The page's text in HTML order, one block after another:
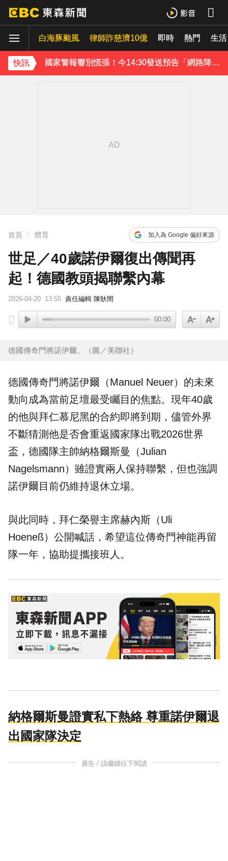
白海豚颱風 律師詐慈濟10億 即時 熱門 生活
快訊
國家警報響別慌張！今14:30發送預告「網路降速」演習
《理財達人秀》X 安聯投信免費講座報名中！搶先卡位 2027
首頁 體育 加入為 Google 偏好來源
世足／40歲諾伊爾復出傳聞再
起！德國教頭揭聯繫內幕
2026-04-20 13:55 責任編輯 陳耿閔
00:00
德國傳奇門將諾伊爾。（圖／美聯社）
德國傳奇門將諾伊爾 （Manuel Neuer）的未來
動向成為當前足壇最受矚目的焦點。現年40歲
的他與拜仁慕尼黑的合約即將到期，儘管外界
不斷猜測他是否會重返國家隊出戰2026世界
盃 ，德國隊主帥納格爾斯曼（Julian
Nagelsmann）雖證實兩人保持聯繫，但也強調
諾伊爾目前仍維持退休立場。
與此同時，拜仁榮譽主席赫內斯（Uli
Hoeneß）公開喊話，希望這位傳奇門神能再留
隊一年，協助提攜接班人。
納格爾斯曼證實私下熱絡 尊重諾伊爾退
出國家隊決定
廣告 / 請繼續往下閱讀